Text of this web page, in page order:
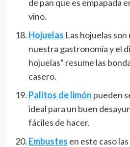
de pan que es empapada
vino.
Hojuelas Las hojuelas
nuestra gastronomía y el
hojuelas” resume las
casero.
Palitos de limón pueden
ideal para un buen
fáciles de hacer.
Embustes en este caso